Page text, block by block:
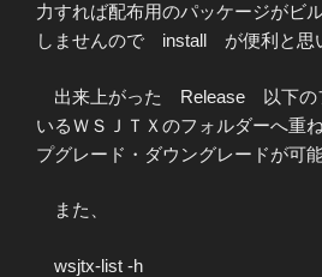
力すれば配布用のパッケージがビ
しませんので install が便利と思
出来上がった Release 以下の
いるＷＳＪＴＸのフォルダーへ重
プグレード・ダウングレードが可能
また、
wsjtx-list -h